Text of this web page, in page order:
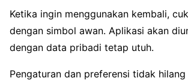
Ketika ingin menggunakan kembali,
dengan simbol awan. Aplikasi akan
dengan data pribadi tetap utuh.
Pengaturan dan preferensi tidak